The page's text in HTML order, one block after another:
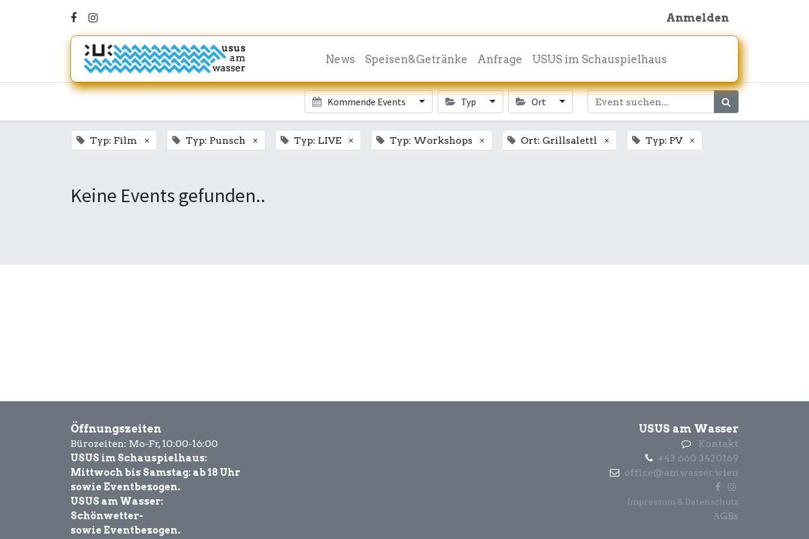
Anmelden
News Speisen&Getränke Anfrage USUS im Schauspielhaus
Kommende Events Typ Ort
Typ: Film × Typ: Punsch × Typ: LIVE × Typ: Workshops × Ort: Grillsalettl × Typ: PV ×
Keine Events gefunden..
Öffnungszeiten
Bürozeiten: Mo-Fr, 10:00-16:00
USUS im Schauspielhaus:
Mittwoch bis Samstag: ab 18 Uhr
sowie Eventbezogen.
USUS am Wasser:
Schönwetter-
sowie Eventbezogen.
USUS am Wasser
Kontakt
+43 660 3420169
office@amwasser.wien
Impressum & Datenschutz
AGBs